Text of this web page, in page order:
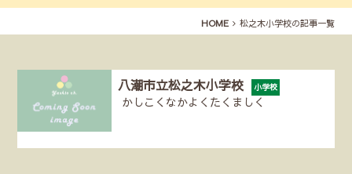
HOME 松之木小学校の記事一覧
八潮市立松之木小学校 小学校
かしこくなかよくたくましく